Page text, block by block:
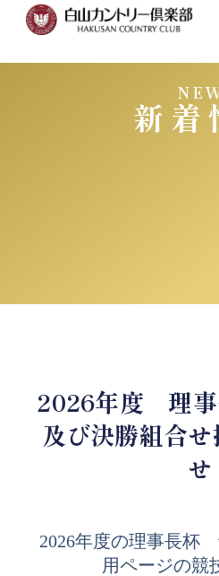
新着
2026年度 理事
及び決勝組合
せ
2026年度の理事長杯
用ページの競